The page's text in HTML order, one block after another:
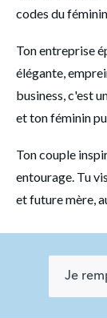
codes du
Ton entreprise
élégante,
business, c'est
et ton féminin
Ton couple
entourage. Tu
et future mère,
Je